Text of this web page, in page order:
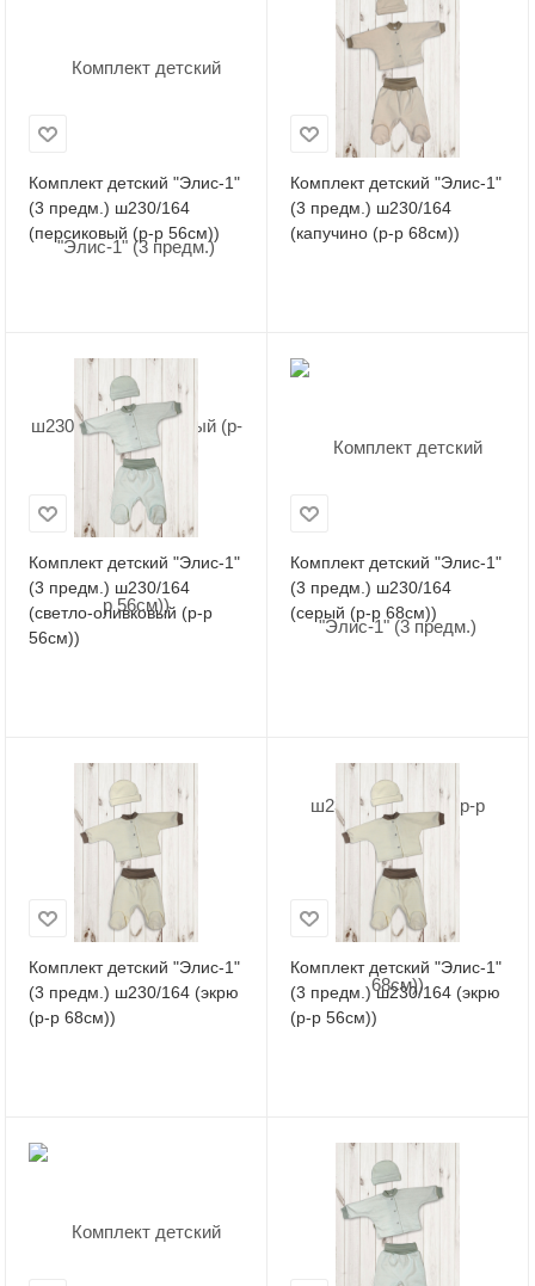
Комплект детский "Элис-1"
(3 предм.) ш230/164
(персиковый (р-р 56см))
Комплект детский "Элис-1"
(3 предм.) ш230/164
(капучино (р-р 68см))
Комплект детский "Элис-1"
(3 предм.) ш230/164
(светло-оливковый (р-р
56см))
Комплект детский "Элис-1"
(3 предм.) ш230/164
(серый (р-р 68см))
Комплект детский "Элис-1"
(3 предм.) ш230/164 (экрю
(р-р 68см))
Комплект детский "Элис-1"
(3 предм.) ш230/164 (экрю
(р-р 56см))